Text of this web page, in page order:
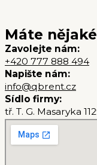
Máte
Zavolejte nám:
+420 777 888 494
Napište nám:
info@qbrent.cz
Sídlo firmy:
tř. T. G. Masaryka